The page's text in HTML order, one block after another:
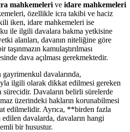
mahkemelerive idare ‌mahkemeleri
özellikle icra takibi ve haciz
⁢iken, idare mahkemeleri ise
ile‍ ilgili ​davalara bakma yetkisine
alanları, davanın niteliğine göre
kamulaştırılması
dava açılması gerekmektedir.
davalarında,
ilgili olarak dikkat‍ edilmesi gereken
sürecidir. Davaların belirli sürelerde
üzerindeki hakların korunabilmesi
edilmelidir. Ayrıca, **birden fazla
davalarda, davaların hangi⁣
bir husustur.